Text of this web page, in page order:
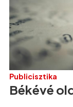
Publicisztika
Békévé